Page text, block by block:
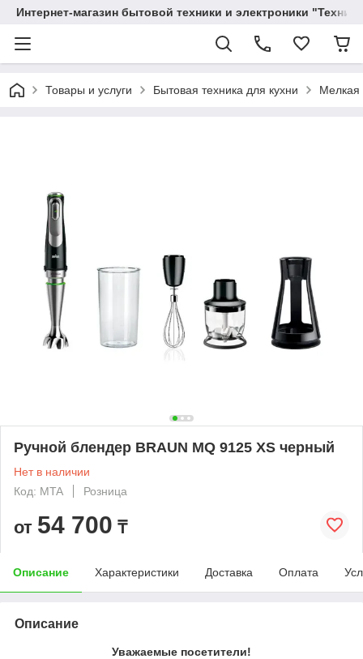
Интернет-магазин бытовой техники и электроники
Товары и услуги Бытовая техника для кухни Мелкая
Ручной блендер BRAUN MQ 9125 XS черный
Нет в наличии
Код: MTA
Розница
от 54 700 ₸
Описание Характеристики Доставка Оплата
Описание
Уважаемые посетители!